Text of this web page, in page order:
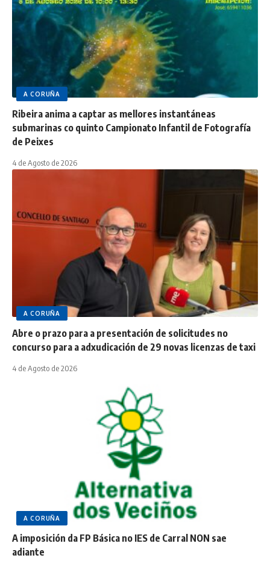
A CORUÑA
Ribeira anima a captar as mellores instantáneas
submarinas co quinto Campionato Infantil de Fotografía
de Peixes
4 de Agosto de 2026
A CORUÑA
Abre o prazo para a presentación de solicitudes no
concurso para a adxudicación de 29 novas licenzas de taxi
4 de Agosto de 2026
A CORUÑA
A imposición da FP Básica no IES de Carral NON sae
adiante